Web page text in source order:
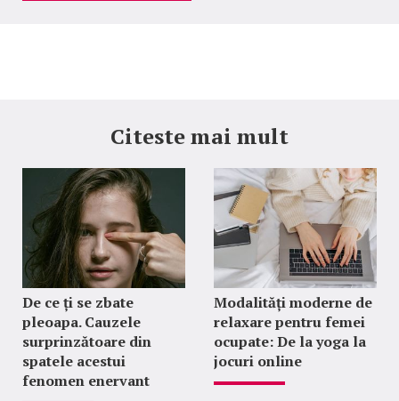
Citeste mai mult
De ce ți se zbate
pleoapa. Cauzele
surprinzătoare din
spatele acestui
fenomen enervant
Modalități moderne de
relaxare pentru femei
ocupate: De la yoga la
jocuri online